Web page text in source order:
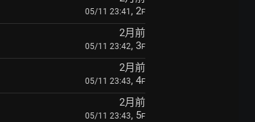
05/11 23:41 , 2F
2月前
05/11 23:42, 3F
2月前
05/11 23:43, 4F
2月前
05/11 23:43, 5F